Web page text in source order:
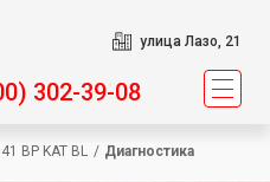
улица Лазо, 21
302-39-08
BP KAT BL / Диагностика